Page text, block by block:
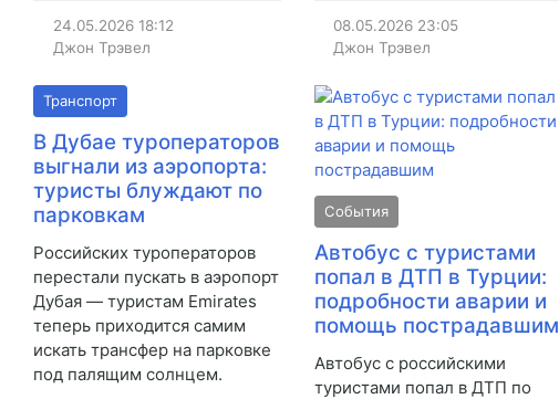
24.05.2026 18:12
Джон Трэвел
08.05.2026 23:05
Джон Трэвел
Транспорт
В Дубае туроператоров
выгнали из аэропорта:
туристы блуждают по
парковкам
Российских туроператоров
перестали пускать в аэропорт
Дубая — туристам Emirates
теперь приходится самим
искать трансфер на парковке
под палящим солнцем.
События
Автобус с туристами
попал в ДТП в Турции:
подробности аварии и
помощь пострадавшим
Автобус с российскими
туристами попал в ДТП по